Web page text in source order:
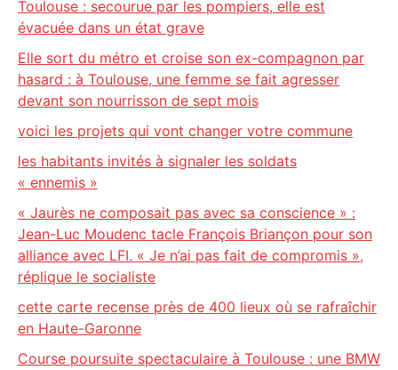
Toulouse : secourue par les pompiers, elle est
évacuée dans un état grave
Elle sort du métro et croise son ex-compagnon par
hasard : à Toulouse, une femme se fait agresser
devant son nourrisson de sept mois
voici les projets qui vont changer votre commune
les habitants invités à signaler les soldats
« ennemis »
« Jaurès ne composait pas avec sa conscience » :
Jean-Luc Moudenc tacle François Briançon pour son
alliance avec LFI. « Je n’ai pas fait de compromis »,
réplique le socialiste
cette carte recense près de 400 lieux où se rafraîchir
en Haute-Garonne
Course poursuite spectaculaire à Toulouse : une BMW